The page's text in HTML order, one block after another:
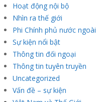
Hoạt động nội bộ
Nhìn ra thế giới
Phi Chính phủ nước ngoài
Sự kiện nổi bật
Thông tin đối ngoại
Thông tin tuyên truyền
Uncategorized
Vấn đề – sự kiện